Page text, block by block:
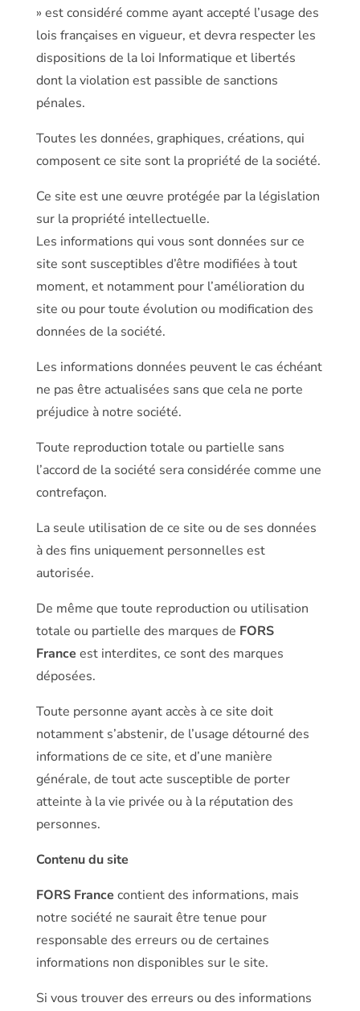
» est considéré comme ayant accepté l’usage des
lois françaises en vigueur, et devra respecter les
dispositions de la loi Informatique et libertés
dont la violation est passible de sanctions
pénales.
Toutes les données, graphiques, créations, qui
composent ce site sont la propriété de la société.
Ce site est une œuvre protégée par la législation
sur la propriété intellectuelle.
Les informations qui vous sont données sur ce
site sont susceptibles d’être modifiées à tout
moment, et notamment pour l’amélioration du
site ou pour toute évolution ou modification des
données de la société.
Les informations données peuvent le cas échéant
ne pas être actualisées sans que cela ne porte
préjudice à notre société.
Toute reproduction totale ou partielle sans
l’accord de la société sera considérée comme une
contrefaçon.
La seule utilisation de ce site ou de ses données
à des fins uniquement personnelles est
autorisée.
De même que toute reproduction ou utilisation
totale ou partielle des marques de FORS
France est interdites, ce sont des marques
déposées.
Toute personne ayant accès à ce site doit
notamment s’abstenir, de l’usage détourné des
informations de ce site, et d’une manière
générale, de tout acte susceptible de porter
atteinte à la vie privée ou à la réputation des
personnes.
Contenu du site
FORS France contient des informations, mais
notre société ne saurait être tenue pour
responsable des erreurs ou de certaines
informations non disponibles sur le site.
Si vous trouver des erreurs ou des informations